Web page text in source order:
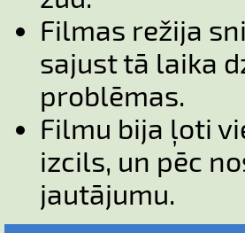
Filmas režija
sajust tā laika
problēmas.
Filmu bija ļoti
izcils, un pēc
jautājumu.